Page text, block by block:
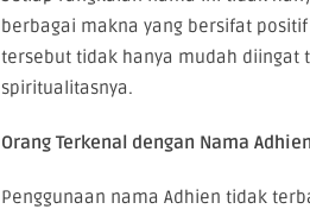
berbagai makna yang bersifat
tersebut tidak hanya mudah
spiritualitasnya.
Orang Terkenal dengan Nama Adhien
Penggunaan nama Adhien tidak